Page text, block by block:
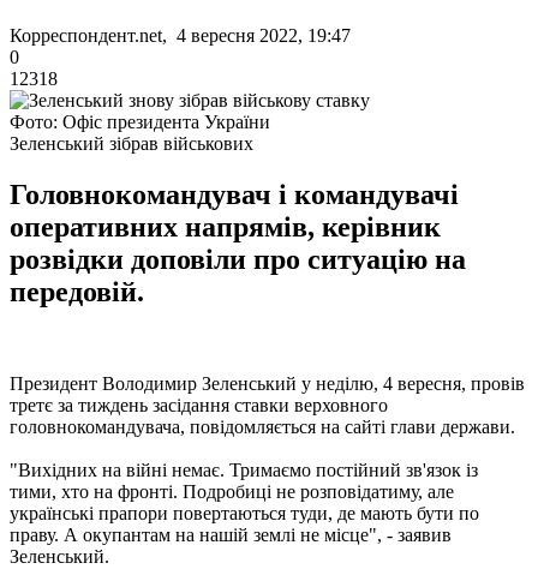
Корреспондент.net, 4 вересня 2022, 19:47
0
12318
Фото: Офіс президента України
Зеленський зібрав військових
Головнокомандувач і командувачі
оперативних напрямів, керівник
розвідки доповіли про ситуацію на
передовій.
Президент Володимир Зеленський у неділю, 4 вересня, провів
третє за тиждень засідання ставки верховного
головнокомандувача, повідомляється на сайті глави держави.
"Вихідних на війні немає. Тримаємо постійний зв'язок із
тими, хто на фронті. Подробиці не розповідатиму, але
українські прапори повертаються туди, де мають бути по
праву. А окупантам на нашій землі не місце", - заявив
Зеленський.